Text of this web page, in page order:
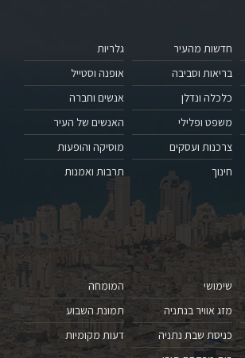
חדשות מהעיר
בריאות וסביבה
כלכלה ונדלן
משפט ופלילי
צרכנות ועסקים
חינוך
גלריות
אופנה וסטייל
אנשים וחברה
האנשים של העיר
מוסיקה והופעות
תרבות ואמנות
שימושי
מזג אוויר בנתניה
כניסת שבת נתניה
המומחה
תמונת השבוע
דעות מקומיות